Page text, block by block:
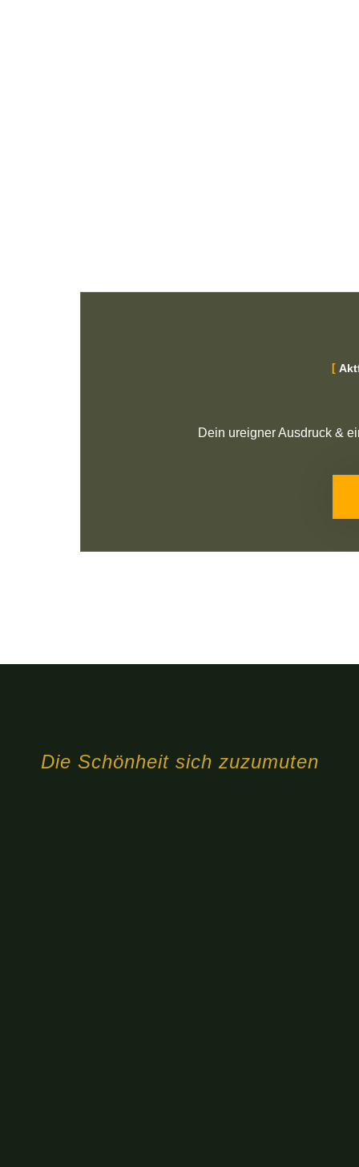
Dein ureigner Ausdruck &
Die Schönheit sich zuzumuten